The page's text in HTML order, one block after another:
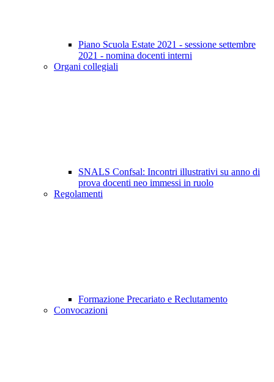
Piano Scuola Estate 2021 - sessione settembre
2021 - nomina docenti interni
Organi collegiali
SNALS Confsal: Incontri illustrativi su anno di
prova docenti neo immessi in ruolo
Regolamenti
Formazione Precariato e Reclutamento
Convocazioni